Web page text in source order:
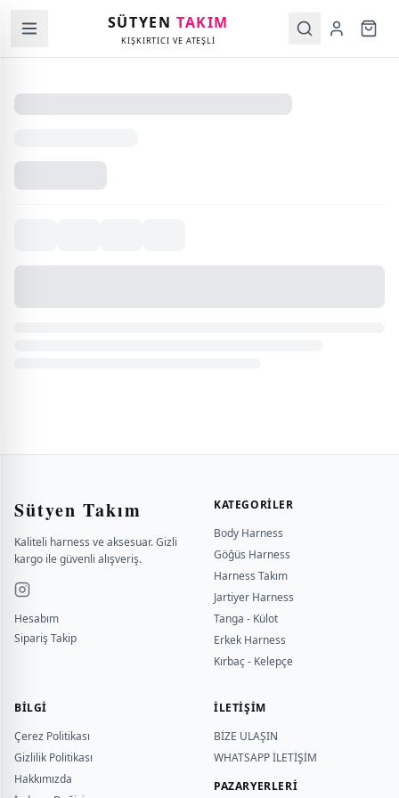
SÜTYENTAKIM
KIŞKIRTICI VE ATEŞLİ
Sütyen Takım
Kaliteli harness ve aksesuar. Gizli
kargo ile güvenli alışveriş.
Hesabım
Sipariş Takip
KATEGORILER
Body Harness
Göğüs Harness
Harness Takım
Jartiyer Harness
Tanga - Külot
Erkek Harness
Kırbaç - Kelepçe
BILGI
Çerez Politikası
Gizlilik Politikası
Hakkımızda
İLETİŞİM
BİZE ULAŞIN
WHATSAPP İLETİŞİM
PAZARYERLERİ